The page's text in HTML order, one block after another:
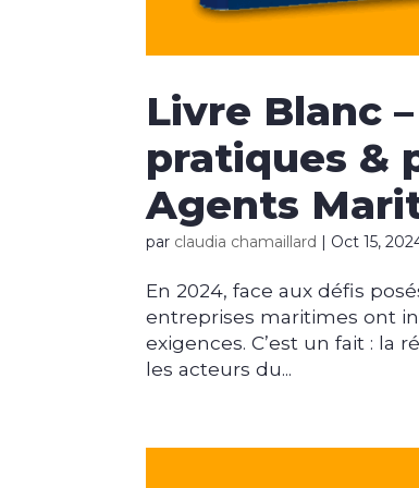
Livre Blanc
pratiques &
Agents
par claudia chamaillard | Oct 15,
En 2024, face aux défis
entreprises maritimes ont
exigences. C’est un fait :
les acteurs du...